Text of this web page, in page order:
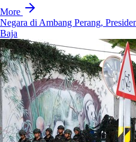
More
Negara di Ambang Perang,
Baja